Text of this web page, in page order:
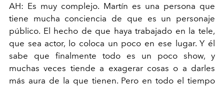
AH: Es muy complejo. Martín es una persona que
tiene mucha conciencia de que es un personaje
público. El hecho de que haya trabajado en la tele,
que sea actor, lo coloca un poco en ese lugar. Y él
sabe que finalmente todo es un poco show, y
muchas veces tiende a exagerar cosas o a darles
más aura de la que tienen. Pero en todo el tiempo